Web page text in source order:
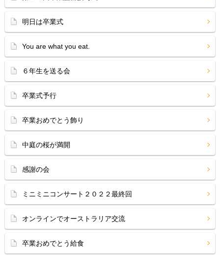
明日は卒業式
You are what you eat.
６年生を送る会
卒業式予行
卒業おめでとう飾り
中庭の桜が満開
感謝の会
ミニミニコンサート２０２２最終回
オンラインでオーストラリア交流
卒業おめでとう給食